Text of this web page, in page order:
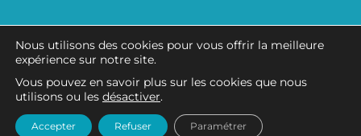
o
o
k
-
f
g
r
a
d
i
i
b
e
Mentions légales
Nous utilisons des cookies pour vous offrir la meilleure
expérience sur notre site.
Vous pouvez en savoir plus sur les cookies que nous
utilisons ou les désactiver.
Accepter Refuser Paramétrer